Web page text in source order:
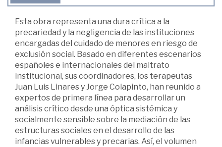
Esta obra representa una dura crítica a la
precariedad y la negligencia de las instituciones
encargadas del cuidado de menores en riesgo de
exclusión social. Basado en diferentes escenarios
españoles e internacionales del maltrato
institucional, sus coordinadores, los terapeutas
Juan Luis Linares y Jorge Colapinto, han reunido a
expertos de primera línea para desarrollar un
análisis crítico desde una óptica sistémica y
socialmente sensible sobre la mediación de las
estructuras sociales en el desarrollo de las
infancias vulnerables y precarias. Así, el volumen